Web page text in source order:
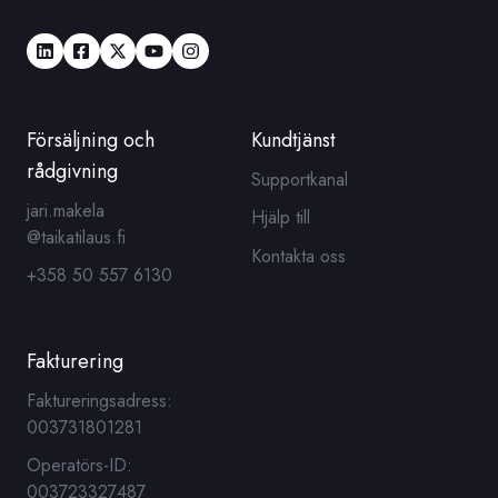
Försäljning och
rådgivning
jari.makela
@taikatilaus.fi
+358 50 557 6130
Kundtjänst
Supportkanal
Hjälp till
Kontakta oss
Fakturering
Faktureringsadress:
003731801281
Operatörs-ID:
003723327487